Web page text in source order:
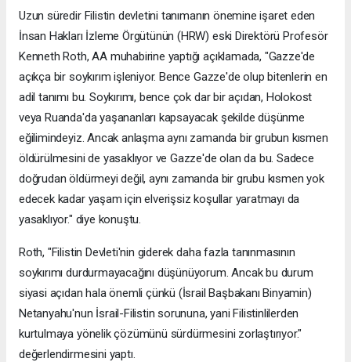
Uzun süredir Filistin devletini tanımanın önemine işaret eden
İnsan Hakları İzleme Örgütünün (HRW) eski Direktörü Profesör
Kenneth Roth, AA muhabirine yaptığı açıklamada, "Gazze'de
açıkça bir soykırım işleniyor. Bence Gazze'de olup bitenlerin en
adil tanımı bu. Soykırımı, bence çok dar bir açıdan, Holokost
veya Ruanda'da yaşananları kapsayacak şekilde düşünme
eğilimindeyiz. Ancak anlaşma aynı zamanda bir grubun kısmen
öldürülmesini de yasaklıyor ve Gazze'de olan da bu. Sadece
doğrudan öldürmeyi değil, aynı zamanda bir grubu kısmen yok
edecek kadar yaşam için elverişsiz koşullar yaratmayı da
yasaklıyor." diye konuştu.
Roth, "Filistin Devleti'nin giderek daha fazla tanınmasının
soykırımı durdurmayacağını düşünüyorum. Ancak bu durum
siyasi açıdan hala önemli çünkü (İsrail Başbakanı Binyamin)
Netanyahu'nun İsrail-Filistin sorununa, yani Filistinlilerden
kurtulmaya yönelik çözümünü sürdürmesini zorlaştırıyor."
değerlendirmesini yaptı.